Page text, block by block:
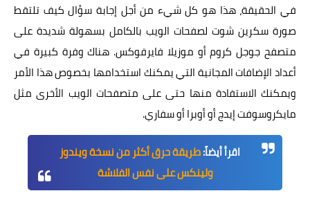
في الحقيقة، هذا هو كل شيء من أجل إجابة سؤال كيف تلتقط
صورة سكرين شوت لصفحات الويب بالكامل بسهولة شديدة على
متصفح جوجل كروم أو موزيلا فايرفوكس. هناك وفرة كبيرة في
أعداد الإضافات المجانية التي يمكنك استخدامها بخصوص هذا الأمر
ويمكنك الاستفادة منها حتى على متصفحات الويب الأخرى مثل
مايكروسوفت إيدج أو أوبرا أو سفاري.
اقرأ أيضاً:طريقة حرق أكثر من نسخة ويندوز
ولينكس على نفس الفلاشة